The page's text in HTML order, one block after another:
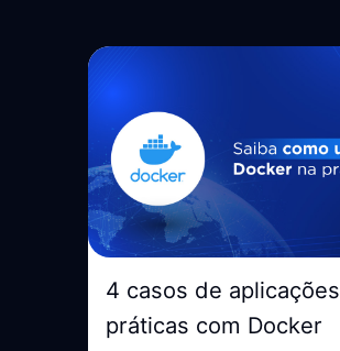
4 casos de aplicações
práticas com Docker